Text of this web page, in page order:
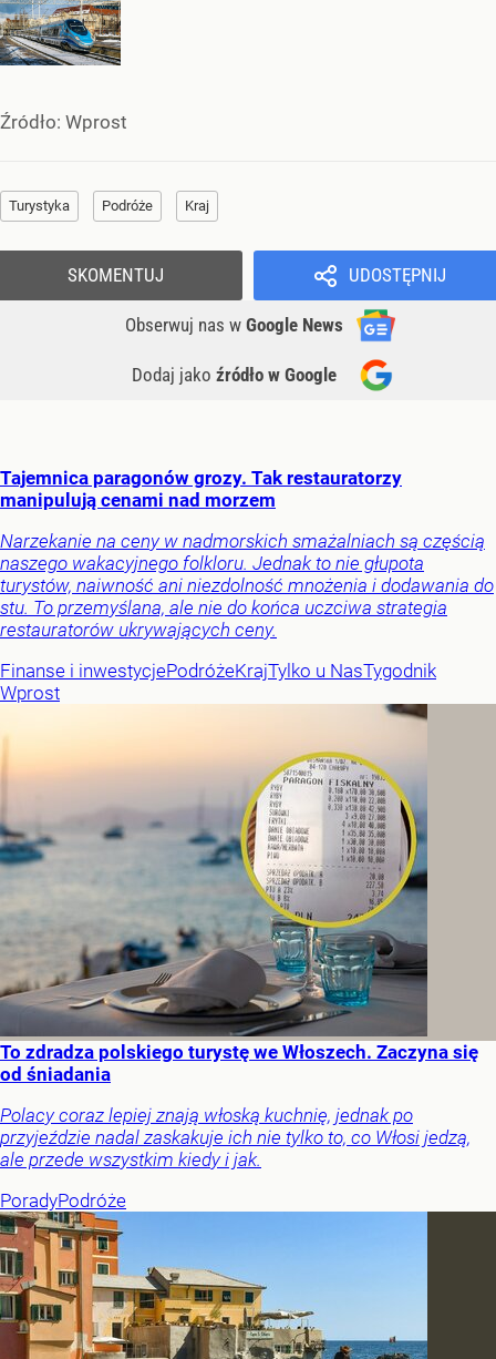
Źródło: Wprost
Turystyka Podróże Kraj
UDOSTĘPNIJ
Obserwuj nas w Google News
Dodaj jako źródło w Google
SKOMENTUJ
Tajemnica paragonów grozy. Tak restauratorzy
manipulują cenami nad morzem
Narzekanie na ceny w nadmorskich smażalniach są częścią
naszego wakacyjnego folkloru. Jednak to nie głupota
turystów, naiwność ani niezdolność mnożenia i dodawania do
stu. To przemyślana, ale nie do końca uczciwa strategia
restauratorów ukrywających ceny.
Finanse i inwestycjePodróżeKrajTylko u NasTygodnik
Wprost
To zdradza polskiego turystę we Włoszech. Zaczyna się
od śniadania
Polacy coraz lepiej znają włoską kuchnię, jednak po
przyjeździe nadal zaskakuje ich nie tylko to, co Włosi jedzą,
ale przede wszystkim kiedy i jak.
PoradyPodróże